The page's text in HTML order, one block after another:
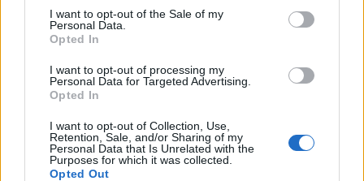
I want to opt-out of the Sale of my
Personal Data.
Opted In
I want to opt-out of processing my
Personal Data for Targeted Advertising.
Opted In
I want to opt-out of Collection, Use,
Retention, Sale, and/or Sharing of my
Personal Data that Is Unrelated with the
Purposes for which it was collected.
Opted Out
Artigo anterior
presidente do Vidago
para a 13.ª jornada da Divisão
de Honra